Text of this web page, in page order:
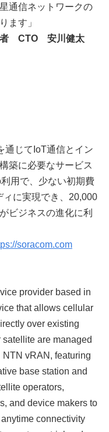
通信ネットワークの
ます」
者 CTO 安川健太
通じてIoT通信とイン
築に必要なサービス
用で、少ない初期費
ィに実現でき、20,000
ビジネスの進化に利
soracom.com
provider based in
that allows cellular
over existing
are managed
NTN vRAN, featuring
base station and
operators,
and device makers to
connectivity